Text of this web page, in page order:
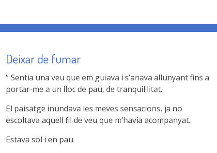
Deixar de fumar
“ Sentia una veu que em guiava i s’anava allunyant fins a
portar-me a un lloc de pau, de tranquil·litat.
El paisatge inundava les meves sensacions, ja no
escoltava aquell fil de veu que m’havia acompanyat.
Estava sol i en pau.